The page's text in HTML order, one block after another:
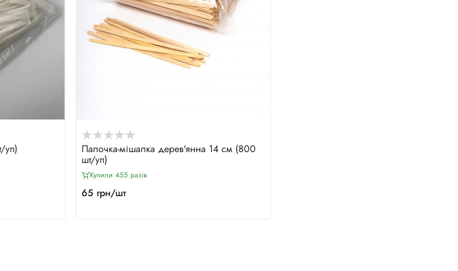
уп) Палочка-мішалка дерев'янна 14 см (800
шт/уп)
Купили 455 разiв
65 грн/шт